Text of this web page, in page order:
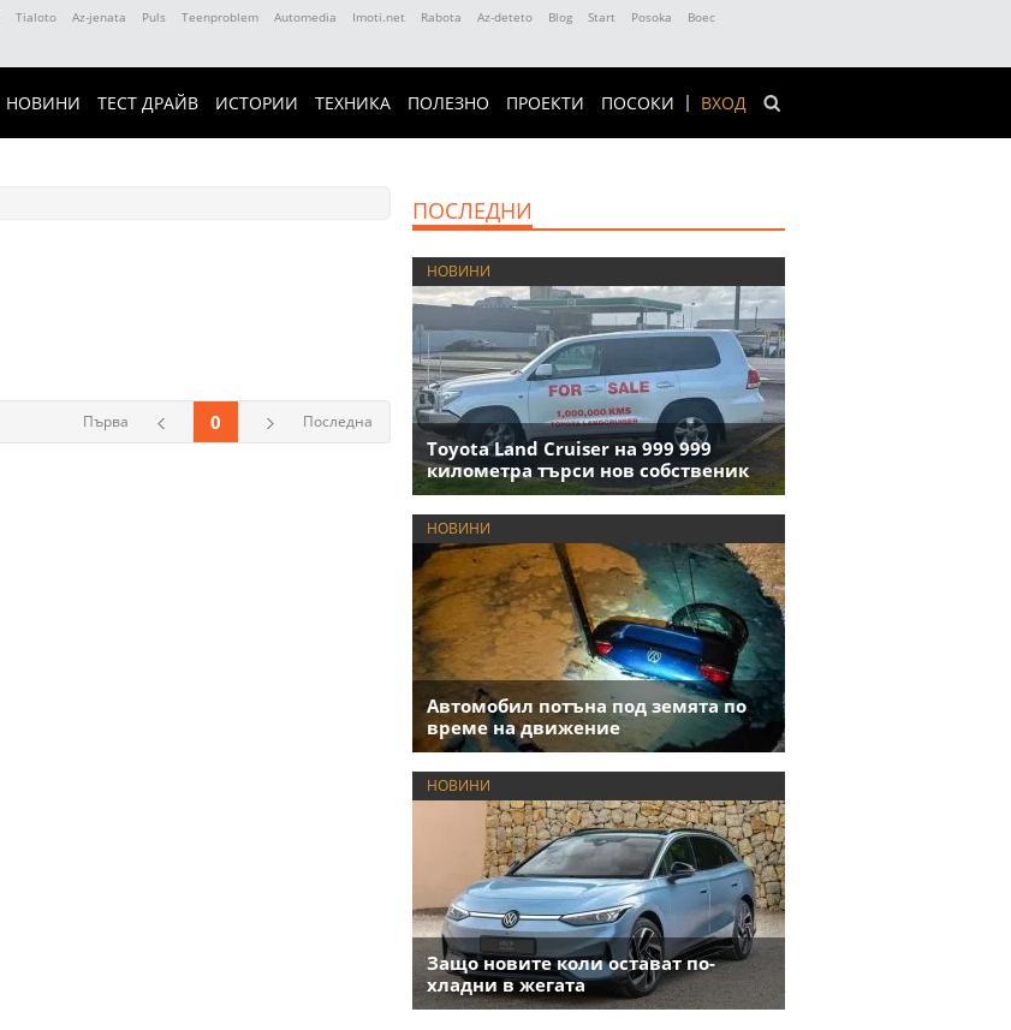
Tialoto Az-jenata Puls Teenproblem Automedia Imoti.net Rabota Az-deteto Blog Start Posoka
Boec
ВХОД
НОВИНИ ТЕСТ ДРАЙВ ИСТОРИИ ТЕХНИКА ПОЛЕЗНО ПРОЕКТИ ПОСОКИ
Последна
0
Първа
ПОСЛЕДНИ
НОВИНИ
Toyota Land Cruiser на 999 999
километра търси нов собственик
НОВИНИ
Автомобил потъна под земята по
време на движение
НОВИНИ
Защо новите коли остават по-
хладни в жегата